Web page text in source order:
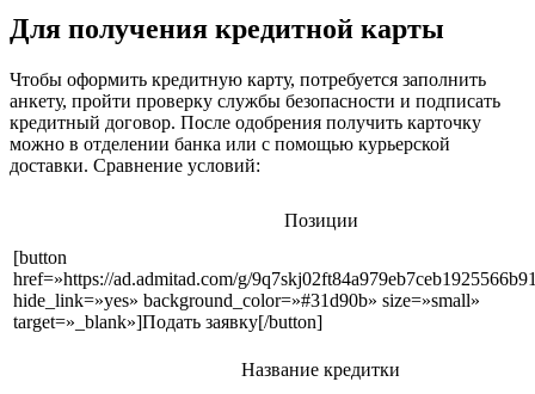
Для получения кредитной карты
Чтобы оформить кредитную карту, потребуется заполнить
анкету, пройти проверку службы безопасности и подписать
кредитный договор. После одобрения получить карточку
можно в отделении банка или с помощью курьерской
доставки. Сравнение условий:
Позиции
[button
href=»https://ad.admitad.com/g/
hide_link=»yes» background_color=»#31d90b» size=»small»
target=»_blank»]Подать заявку[/button]
Название кредитки